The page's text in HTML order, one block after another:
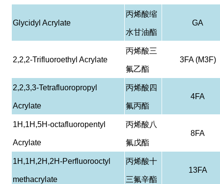
Glycidyl Acrylate
丙烯酸缩
水甘油酯
GA
2,2,2-Trifluoroethyl Acrylate
丙烯酸三
氟乙酯
3FA (M3F)
2,2,3,3-Tetrafluoropropyl
Acrylate
丙烯酸四
氟丙酯
4FA
1H,1H,5H-octafluoropentyl
Acrylate
丙烯酸八
氟戊酯
8FA
1H,1H,2H,2H-Perfluorooctyl
methacrylate
丙烯酸十
三氟辛酯
13FA